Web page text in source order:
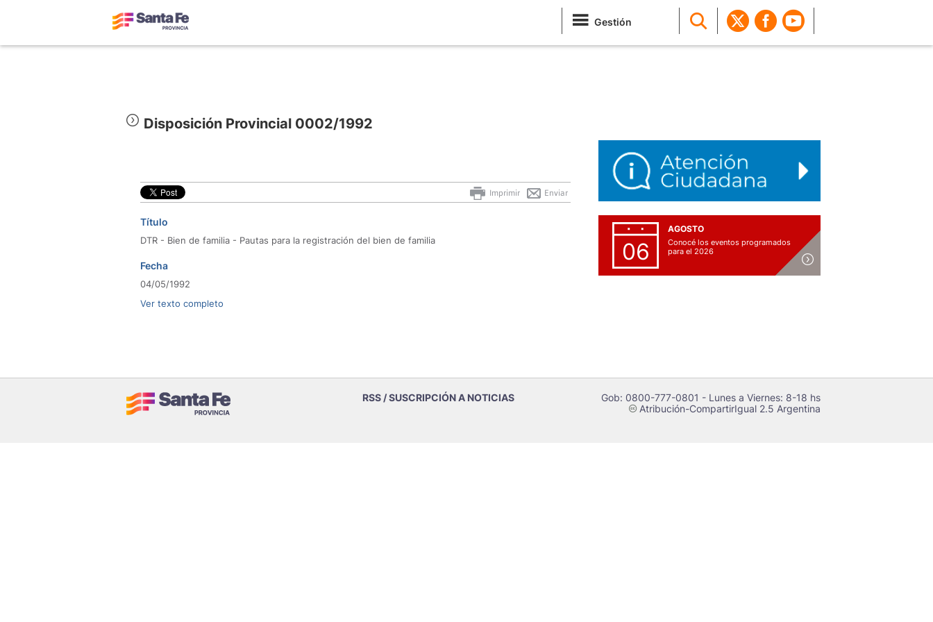
Gestión
Disposición Provincial 0002/1992
Enviar
Imprimir
Título
DTR - Bien de familia - Pautas para la registración del bien de familia
Fecha
04/05/1992
Ver texto completo
06
AGOSTO
Conocé los eventos programados
para el 2026
RSS / SUSCRIPCIÓN A NOTICIAS Gob: 0800-777-0801 - Lunes a Viernes: 8-18 hs
cAtribución-CompartirIgual 2.5 Argentina